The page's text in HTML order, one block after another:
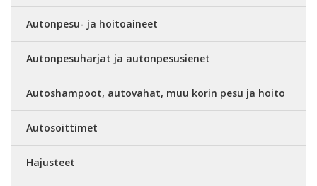
Autonpesu- ja hoitoaineet
Autonpesuharjat ja autonpesusienet
Autoshampoot, autovahat, muu korin pesu ja hoito
Autosoittimet
Hajusteet